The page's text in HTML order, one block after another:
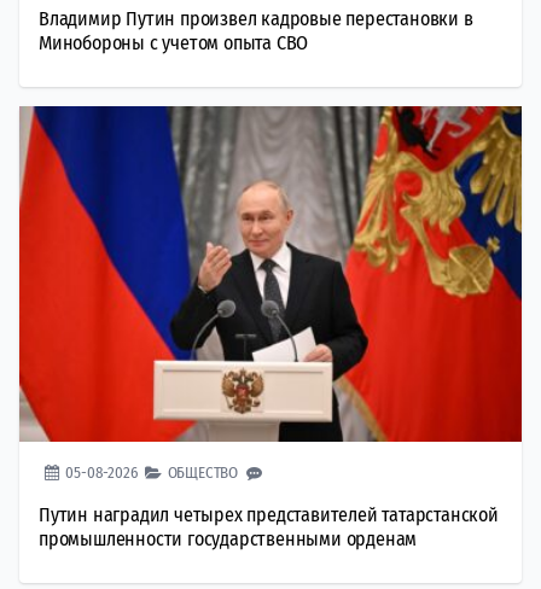
Владимир Путин произвел кадровые перестановки в
Минобороны с учетом опыта СВО
05-08-2026 ОБЩЕСТВО
Путин наградил четырех представителей татарстанской
промышленности государственными орденам